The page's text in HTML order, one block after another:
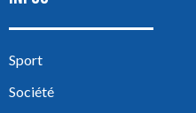
Sport
Société